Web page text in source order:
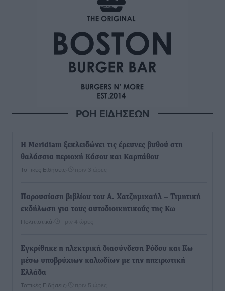
ΡΟΗ ΕΙΔΗΣΕΩΝ
Η Meridiam ξεκλειδώνει τις έρευνες βυθού στη
θαλάσσια περιοχή Κάσου και Καρπάθου
Τοπικές Ειδήσεις πριν 3 ώρες
Παρουσίαση βιβλίου του Α. Χατζημιχαήλ – Τιμητική
εκδήλωση για τους αυτοδιοικητικούς της Κω
Πολιτιστικά πριν 4 ώρες
Εγκρίθηκε η ηλεκτρική διασύνδεση Ρόδου και Κω
μέσω υποβρύχιων καλωδίων με την ηπειρωτική
Ελλάδα
Τοπικές Ειδήσεις πριν 5 ώρες